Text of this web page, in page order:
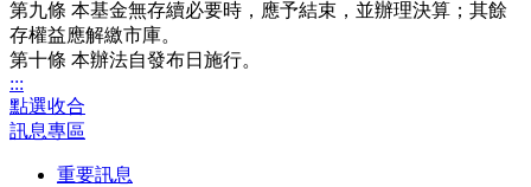
第九條 本基金無存續必要時，應予結束，並辦理決算；其餘
存權益應解繳市庫。
第十條 本辦法自發布日施行。
:::
點選收合
訊息專區
重要訊息